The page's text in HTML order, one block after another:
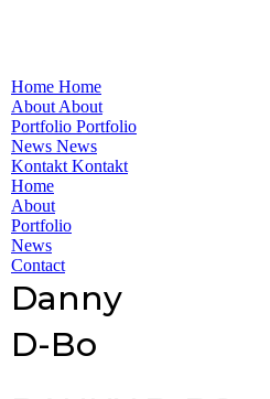
Home Home
About About
Portfolio Portfolio
News News
Kontakt Kontakt
Home
About
Portfolio
News
Contact
Danny
D-Bo